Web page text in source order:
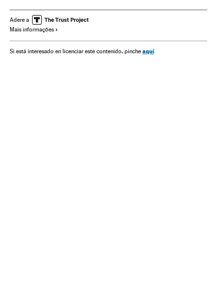
Democracia Referendo
Universidade
Sistema educativo União Europeia Ideologias
Adere a
Mais informações
Si está interesado en licenciar este contenido, pinche aquí